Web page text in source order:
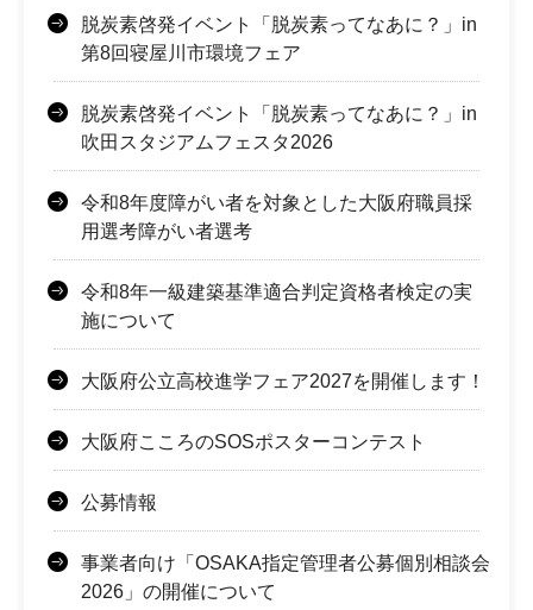
脱炭素啓発イベント「脱炭素ってなあに？」in
第8回寝屋川市環境フェア
脱炭素啓発イベント「脱炭素ってなあに？」in
吹田スタジアムフェスタ2026
令和8年度障がい者を対象とした大阪府職員採
用選考障がい者選考
令和8年一級建築基準適合判定資格者検定の実
施について
大阪府公立高校進学フェア2027を開催します！
大阪府こころのSOSポスターコンテスト
公募情報
事業者向け「OSAKA指定管理者公募個別相談会
2026」の開催について